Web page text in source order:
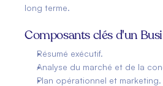
long terme.
Composants clés d'un
Résumé exécutif.
Analyse du marché et de la
Plan opérationnel et marketing.